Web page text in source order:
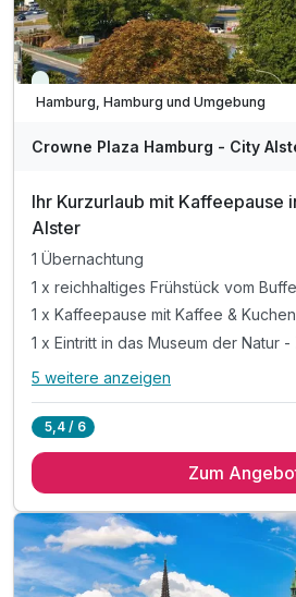
WAR
202
Viele Termine frei
Hamburg, Hamburg und Umgebung
Crowne Plaza Hamburg - City
Ihr Kurzurlaub mit Kaffeepause
Alster
1 Übernachtung
1 x reichhaltiges Frühstück vom
1 x Kaffeepause mit Kaffee &
1 x Eintritt in das Museum der Natur
Alle Inklusivleistungen
1 x reichhaltiges Frühstück vom
1 x Eintritt in das Museum der Natur
interessant für große und kleine
1 x Flasche Wasser zur Begrüßung
5 weitere anzeigen
5,4 / 6
Zum